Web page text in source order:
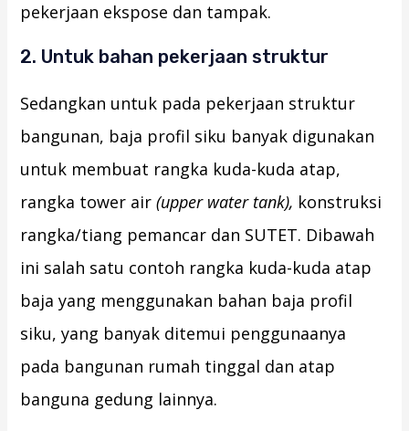
pekerjaan ekspose dan tampak.
2. Untuk bahan pekerjaan struktur
Sedangkan untuk pada pekerjaan struktur
bangunan, baja profil siku banyak digunakan
untuk membuat rangka kuda-kuda atap,
rangka tower air(upper water tank), konstruksi
rangka/tiang pemancar dan SUTET. Dibawah
ini salah satu contoh rangka kuda-kuda atap
baja yang menggunakan bahan baja profil
siku, yang banyak ditemui penggunaanya
pada bangunan rumah tinggal dan atap
banguna gedung lainnya.